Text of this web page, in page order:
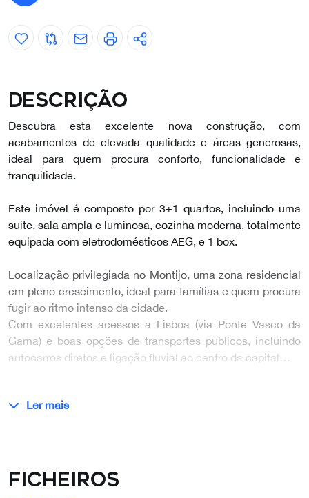
Descrição
Descubra esta excelente nova construção, com
acabamentos de elevada qualidade e áreas generosas,
ideal para quem procura conforto, funcionalidade e
tranquilidade.
Este imóvel é composto por 3+1 quartos, incluindo uma
suíte, sala ampla e luminosa, cozinha moderna, totalmente
equipada com eletrodomésticos AEG, e 1 box.
Localização privilegiada no Montijo, uma zona residencial
em pleno crescimento, ideal para famílias e quem procura
fugir ao ritmo intenso da cidade.
Com excelentes acessos a Lisboa (via Ponte Vasco da
Gama) e boas opções de transportes públicos, incluindo
autocarros diretos e ligação fluvial ao centro da capital…
Ler mais
Ficheiros